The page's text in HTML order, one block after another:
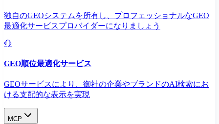
独自のGEOシステムを所有し、プロフェッショナルなGEO
最適化サービスプロバイダーになりましょう
GEO順位最適化サービス
GEOサービスにより、御社の企業やブランドのAI検索にお
ける支配的な表示を実現​
MCP